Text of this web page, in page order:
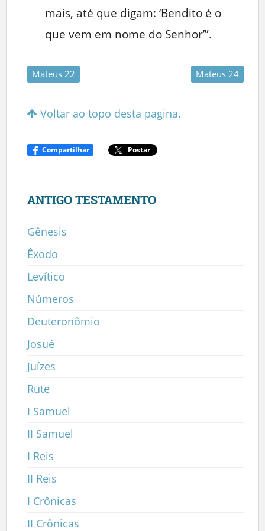
mais, até que digam: ‘Bendito é o
que vem em nome do Senhor’”.
Mateus 22 Mateus 24
Voltar ao topo desta pagina.
Compartilhar Postar
ANTIGO TESTAMENTO
Gênesis
Êxodo
Levítico
Números
Deuteronômio
Josué
Juízes
Rute
I Samuel
II Samuel
I Reis
II Reis
I Crônicas
II Crônicas